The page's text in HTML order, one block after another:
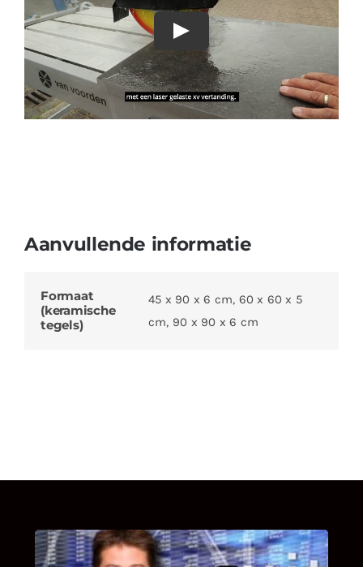
Aanvullende informatie
Formaat
(keramische
tegels)
45 x 90 x 6 cm, 60 x 60 x 5
cm, 90 x 90 x 6 cm
UITSTEL VAN EXECUTIE